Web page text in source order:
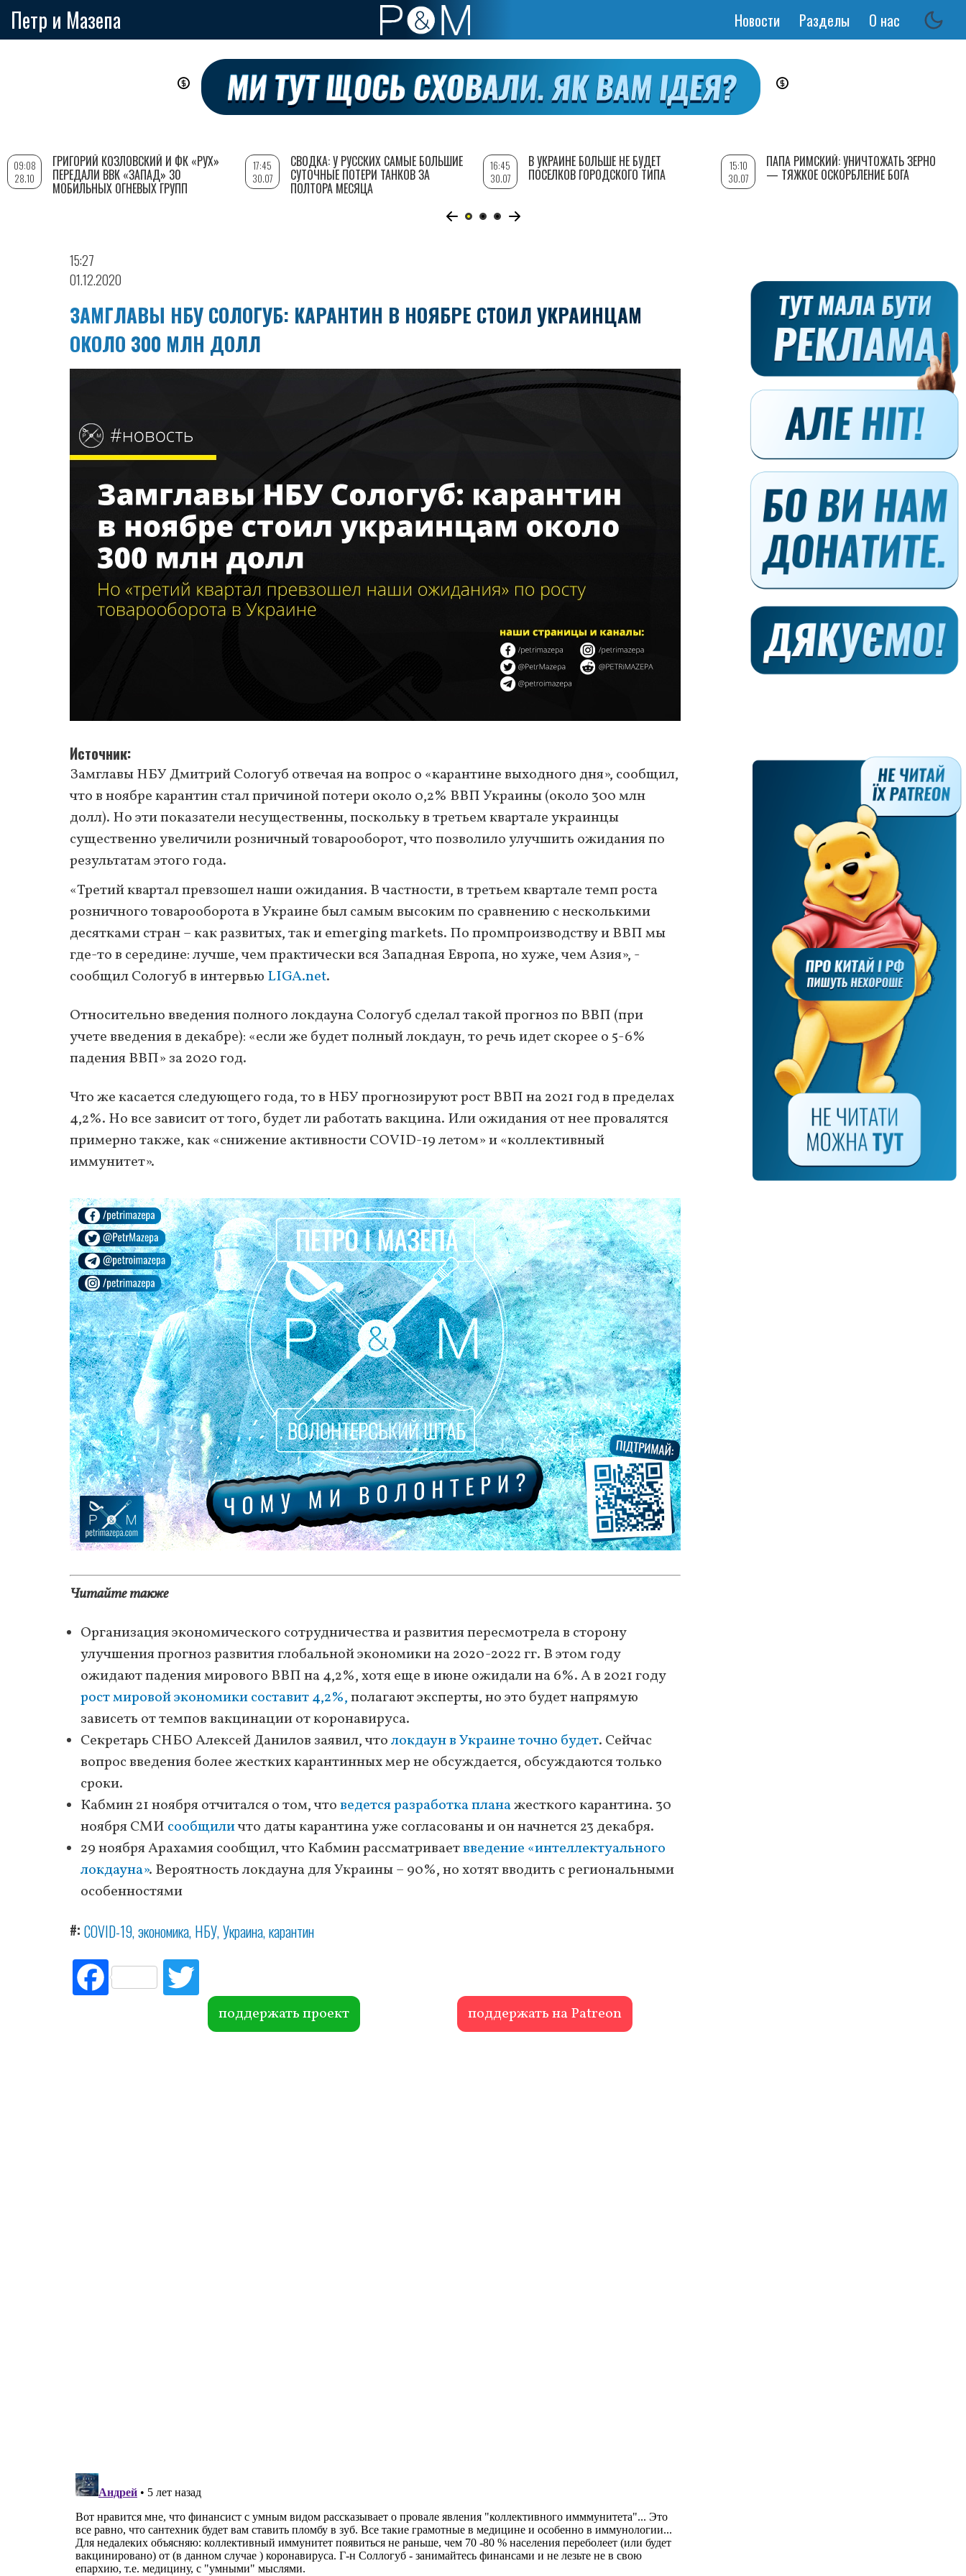
Петр и Мазепа
Основная
Новости Разделы О нас
15:27
01.12.2020
ЗАМГЛАВЫ НБУ СОЛОГУБ: КАРАНТИН В НОЯБРЕ СТОИЛ УКРАИНЦАМ
ОКОЛО 300 МЛН ДОЛЛ
Источник
Замглавы НБУ Дмитрий Сологуб отвечая на вопрос о «карантине выходного дня», сообщил,
что в ноябре карантин стал причиной потери около 0,2% ВВП Украины (около 300 млн
долл). Но эти показатели несущественны, поскольку в третьем квартале украинцы
существенно увеличили розничный товарооборот, что позволило улучшить ожидания по
результатам этого года.
«Третий квартал превзошел наши ожидания. В частности, в третьем квартале темп роста
розничного товарооборота в Украине был самым высоким по сравнению с несколькими
десятками стран – как развитых, так и emerging markets. По промпроизводству и ВВП мы
где-то в середине: лучше, чем практически вся Западная Европа, но хуже, чем Азия», -
сообщил Сологуб в интервью LIGA.net.
Относительно введения полного локдауна Сологуб сделал такой прогноз по ВВП (при
учете введения в декабре): «если же будет полный локдаун, то речь идет скорее о 5-6%
падения ВВП» за 2020 год.
Что же касается следующего года, то в НБУ прогнозируют рост ВВП на 2021 год в пределах
4,2%. Но все зависит от того, будет ли работать вакцина. Или ожидания от нее провалятся
примерно также, как «снижение активности COVID-19 летом» и «коллективный
иммунитет».
Читайте также
Организация экономического сотрудничества и развития пересмотрела в сторону
улучшения прогноз развития глобальной экономики на 2020-2022 гг. В этом году
ожидают падения мирового ВВП на 4,2%, хотя еще в июне ожидали на 6%. А в 2021 году
рост мировой экономики составит 4,2%,полагают эксперты, но это будет напрямую
зависеть от темпов вакцинации от коронавируса.
Секретарь СНБО Алексей Данилов заявил, чтолокдаун в Украине точно будет. Сейчас
вопрос введения более жестких карантинных мер не обсуждается, обсуждаются только
сроки.
Кабмин 21 ноября отчитался о том, чтоведется разработка планажесткого карантина. 30
ноября СМИ сообщиличто даты карантина уже согласованы и он начнется 23 декабря.
29 ноября Арахамия сообщил, что Кабмин рассматриваетвведение «интеллектуального
локдауна». Вероятность локдауна для Украины – 90%, но хотят вводить с региональными
особенностями
# COVID-19 экономика НБУ Украина карантин
Fac
ebo itte
r поддержать проект поддержать на Patreon
09:08
28.10
ГРИГОРИЙ КОЗЛОВСКИЙ И ФК «РУХ»
ПЕРЕДАЛИ ВВК «ЗАПАД» 30
МОБИЛЬНЫХ ОГНЕВЫХ ГРУПП
17:45
30.07
СВОДКА: У РУССКИХ САМЫЕ БОЛЬШИЕ
СУТОЧНЫЕ ПОТЕРИ ТАНКОВ ЗА
ПОЛТОРА МЕСЯЦА
16:45
30.07
В УКРАИНЕ БОЛЬШЕ НЕ БУДЕТ
ПОСЕЛКОВ ГОРОДСКОГО ТИПА
15:10
30.07
ПАПА РИМСКИЙ: УНИЧТОЖАТЬ ЗЕРНО
— ТЯЖКОЕ ОСКОРБЛЕНИЕ БОГА